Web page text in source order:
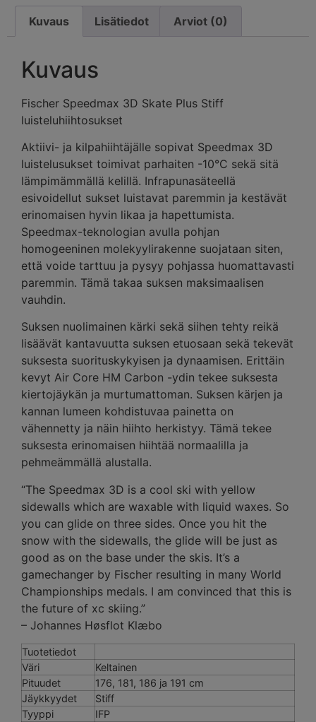
Kuvaus Lisätiedot Arviot (0)
Kuvaus
Fischer Speedmax 3D Skate Plus Stiff
luisteluhiihtosukset
Aktiivi- ja kilpahiihtäjälle sopivat Speedmax 3D
luistelusukset toimivat parhaiten -10°C sekä sitä
lämpimämmällä kelillä. Infrapunasäteellä
esivoidellut sukset luistavat paremmin ja kestävät
erinomaisen hyvin likaa ja hapettumista.
Speedmax-teknologian avulla pohjan
homogeeninen molekyylirakenne suojataan siten,
että voide tarttuu ja pysyy pohjassa huomattavasti
paremmin. Tämä takaa suksen maksimaalisen
vauhdin.
Suksen nuolimainen kärki sekä siihen tehty reikä
lisäävät kantavuutta suksen etuosaan sekä tekevät
suksesta suorituskykyisen ja dynaamisen. Erittäin
kevyt Air Core HM Carbon -ydin tekee suksesta
kiertojäykän ja murtumattoman. Suksen kärjen ja
kannan lumeen kohdistuvaa painetta on
vähennetty ja näin hiihto herkistyy. Tämä tekee
suksesta erinomaisen hiihtää normaalilla ja
pehmeämmällä alustalla.
“The Speedmax 3D is a cool ski with yellow
sidewalls which are waxable with liquid waxes. So
you can glide on three sides. Once you hit the
snow with the sidewalls, the glide will be just as
good as on the base under the skis. It’s a
gamechanger by Fischer resulting in many World
Championships medals. I am convinced that this is
the future of xc skiing.”
– Johannes Høsflot Klæbo
Tuotetiedot
Väri
Keltainen
Pituudet
176, 181, 186 ja 191 cm
Jäykkyydet
Stiff
Tyyppi
IFP